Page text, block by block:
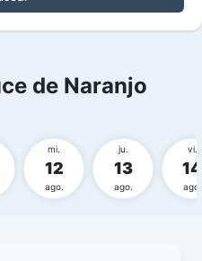
de Naranjo
mi.
12
ago.
ju.
13
ago.
vi.
14
ago.